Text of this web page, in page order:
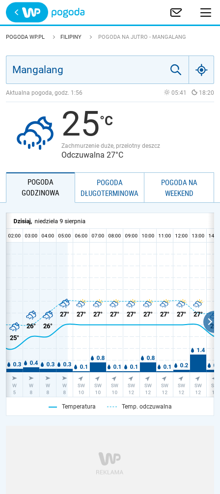
Trwa ładowanie
POLSKA
JAKOŚĆ POWIETRZA
POGODA WP.PL FILIPINY POGODA NA JUTRO - MANGALANG
Aktualna pogoda, godz. 1:56 05:41 18:20
25
Zachmurzenie duże, przelotny deszcz
Odczuwalna 27°C
POGODA
GODZINOWA
POGODA
DŁUGOTERMINOWA
POGODA NA
WEEKEND
Temperatura Temp. odczuwalna